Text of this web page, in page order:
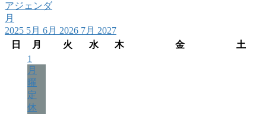
アジェンダ
月
2025 5月 6月 2026 7月 2027
日
月 火 水 木 金
土
1
月
曜
定
休